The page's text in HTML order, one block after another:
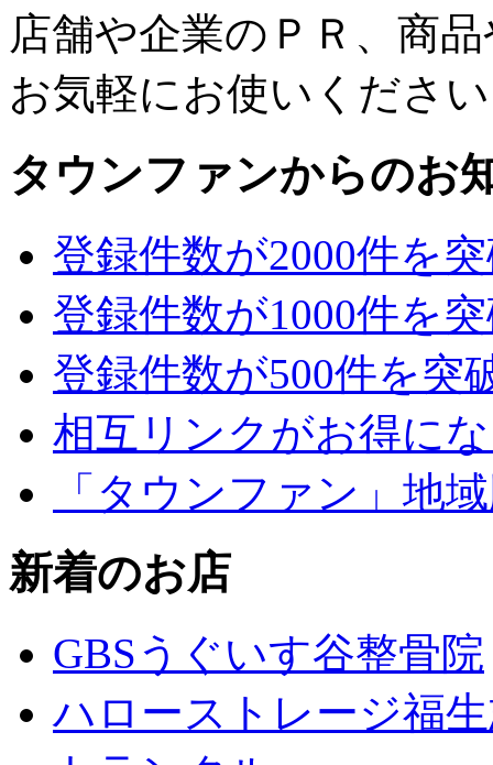
店舗や企業のＰＲ、商
お気軽にお使いくださ
タウンファンからのお
登録件数が2000件を
登録件数が1000件を
登録件数が500件を突
相互リンクがお得に
「タウンファン」地
新着のお店
GBSうぐいす谷整骨院
ハローストレージ福